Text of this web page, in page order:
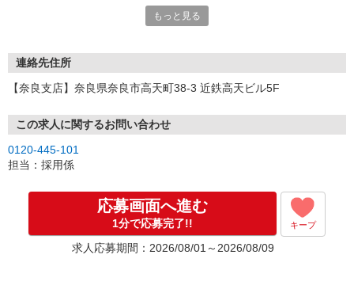
もっと見る
連絡先住所
【奈良支店】奈良県奈良市高天町38-3 近鉄高天ビル5F
この求人に関するお問い合わせ
0120-445-101
担当：採用係
応募画面へ進む
1分で応募完了!! キープ
求人応募期間：2026/08/01～2026/08/09